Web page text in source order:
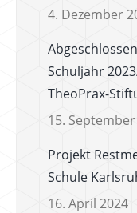
4. Dezember
Schuljahr
TheoPrax-
15.
Projekt
Schule
16. April 2024